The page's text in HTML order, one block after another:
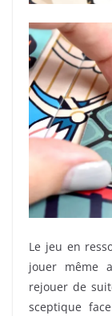
Le jeu en
jouer même
rejouer de
sceptique